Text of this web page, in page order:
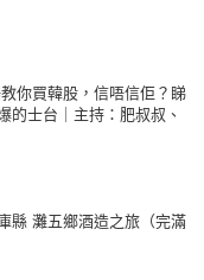
你買韓股，信唔信佢？睇
的士台｜主持：肥叔叔、
縣 灘五鄉酒造之旅（完滿